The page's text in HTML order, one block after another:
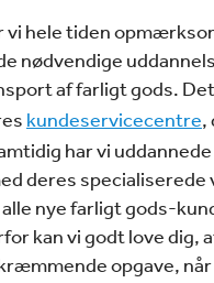
vi hele tiden
nødvendige
af farligt gods.
kundeservicecentre,
har vi
deres
nye farligt gods-
kan vi godt love dig,
opgave,